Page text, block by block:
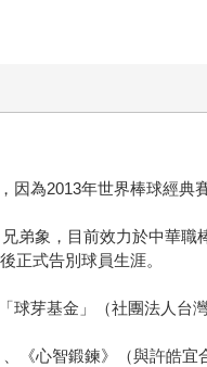
因為2013年世界棒球經典
弟象，目前效力於中華
正式告別球員生涯。
球芽基金」（社團法人台
《心智鍛鍊》（與許皓